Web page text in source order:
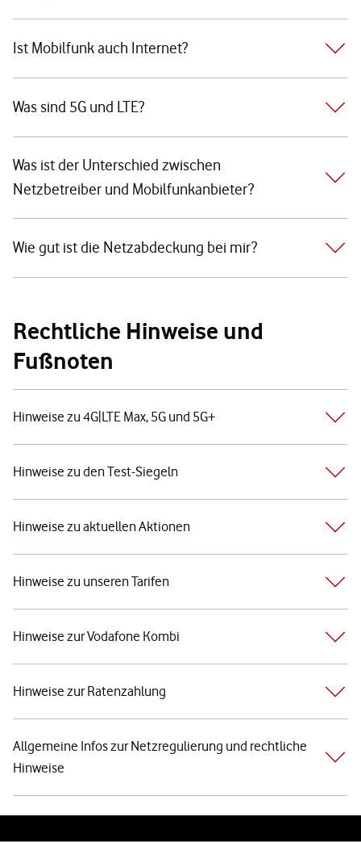
Ist Mobilfunk auch Internet?
Was sind 5G und LTE?
Was ist der Unterschied zwischen
Netzbetreiber und Mobilfunkanbieter?
Wie gut ist die Netzabdeckung bei mir?
Rechtliche Hinweise und
Fußnoten
Hinweise zu 4G|LTE Max, 5G und 5G+
Hinweise zu den Test-Siegeln
Hinweise zu aktuellen Aktionen
Hinweise zu unseren Tarifen
Hinweise zur Vodafone Kombi
Hinweise zur Ratenzahlung
Allgemeine Infos zur Netzregulierung und rechtliche
Hinweise